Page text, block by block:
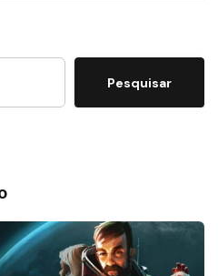
Pesquisar